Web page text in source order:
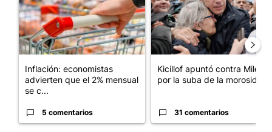
Inflación: economistas
advierten que el 2% mensual
se c...
5 comentarios
Kicillof apuntó contra Milei
por la suba de la morosida...
31 comentarios